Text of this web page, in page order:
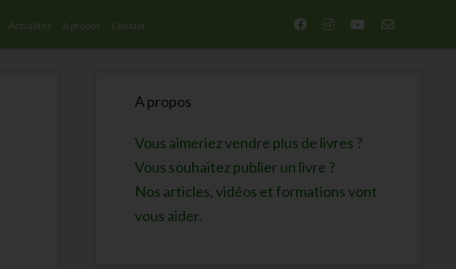
Actualités A propos Contact facebookinstagram
youtubeemail-
Sidebar
A propos
Vous aimeriez vendre plus de livres ?
Vous souhaitez publier un livre ?
Nos articles, vidéos et formations vont
vous aider.